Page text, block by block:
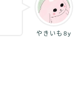
やきいも8y